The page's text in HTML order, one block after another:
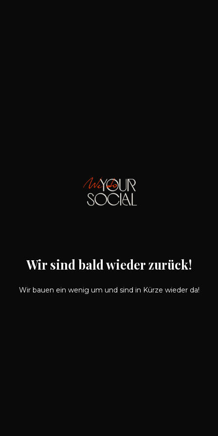
Wir sind bald wieder zurück!
Wir bauen ein wenig um und sind in Kürze wieder da!